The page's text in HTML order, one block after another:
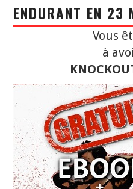
ENDURANT EN 23
Vous
à